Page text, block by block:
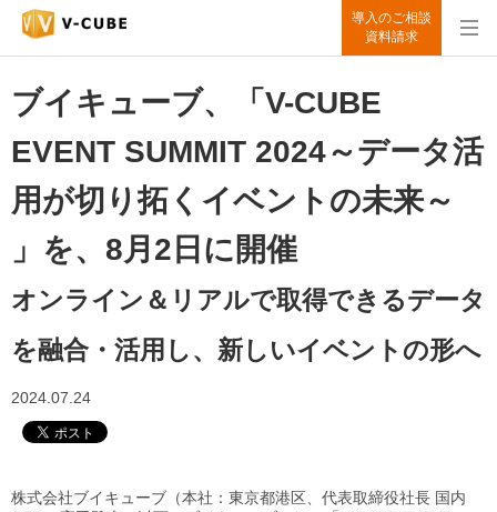
導入のご相談
資料請求
ブイキューブ、「V-CUBE
EVENT SUMMIT 2024～データ活
用が切り拓くイベントの未来～
」を、8月2日に開催
オンライン＆リアルで取得できるデータ
を融合・活用し、新しいイベントの形へ
2024.07.24
株式会社ブイキューブ（本社：東京都港区、代表取締役社長 国内